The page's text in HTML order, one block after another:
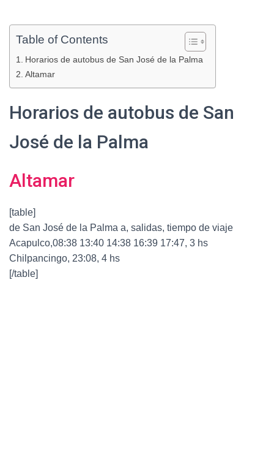
Table of Contents
Horarios de autobus de San José de la Palma
Altamar
Horarios de autobus de San
José de la Palma
Altamar
[table]
de San José de la Palma a, salidas, tiempo de viaje
Acapulco,08:38 13:40 14:38 16:39 17:47, 3 hs
Chilpancingo, 23:08, 4 hs
[/table]